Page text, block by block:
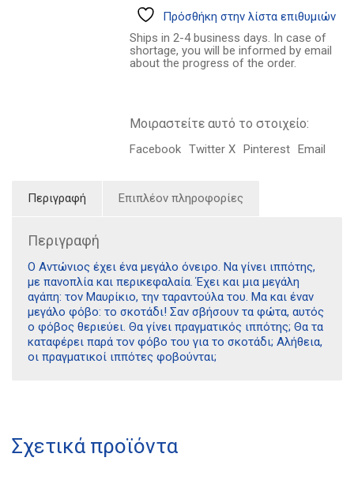
Πρόσθήκη στην λίστα επιθυμιών
Ships in 2-4 business days. In case of
shortage, you will be informed by email
about the progress of the order.
Μοιραστείτε αυτό το στοιχείο:
Facebook Twitter X Pinterest Email
Περιγραφή Επιπλέον πληροφορίες
Περιγραφή
Ο Αντώνιος έχει ένα μεγάλο όνειρο. Να γίνει ιππότης,
με πανοπλία και περικεφαλαία. Έχει και μια μεγάλη
αγάπη: τον Μαυρίκιο, την ταραντούλα του. Μα και έναν
μεγάλο φόβο: το σκοτάδι! Σαν σβήσουν τα φώτα, αυτός
ο φόβος θεριεύει. Θα γίνει πραγματικός ιππότης; Θα τα
καταφέρει παρά τον φόβο του για το σκοτάδι; Αλήθεια,
οι πραγματικοί ιππότες φοβούνται;
Σχετικά προϊόντα
21 1750 8340